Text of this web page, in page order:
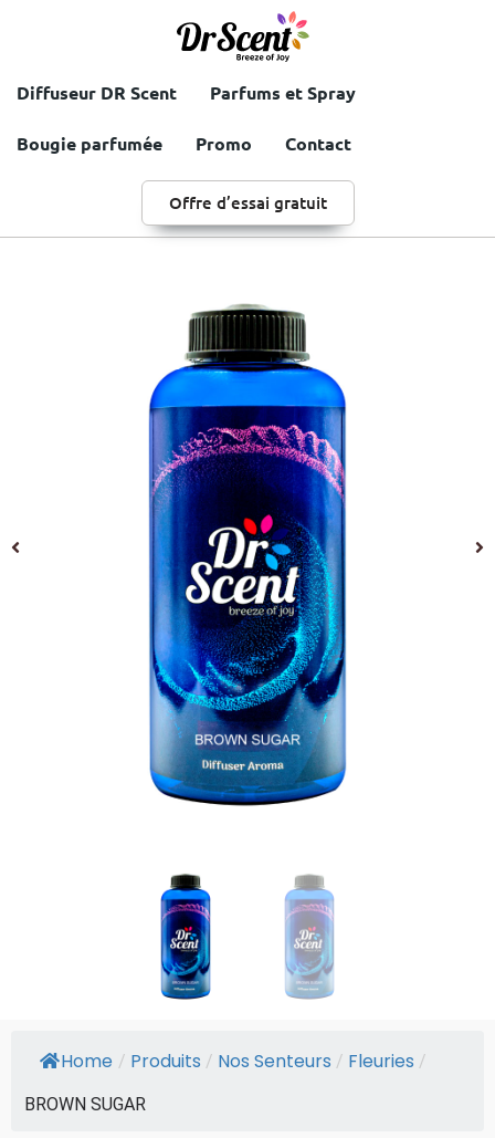
Diffuseur DR Scent Parfums et Spray
Bougie parfumée Promo Contact
Offre d’essai gratuit
Home / Produits / Nos Senteurs / Fleuries /
BROWN SUGAR